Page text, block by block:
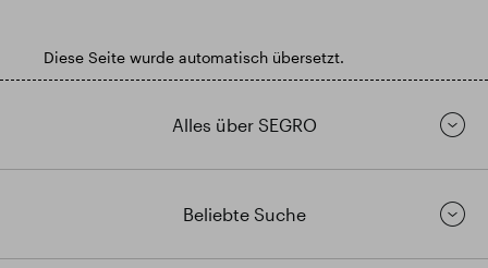
Diese Seite wurde automatisch übersetzt.
Alles über SEGRO
Beliebte Suche